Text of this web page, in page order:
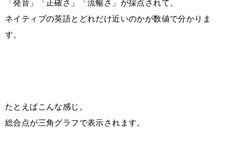
「発音」「正確さ」「流暢さ」が採点されて、
ネイティブの英語とどれだけ近いのかが数値で分かりま
す。
たとえばこんな感じ。
総合点が三角グラフで表示されます。